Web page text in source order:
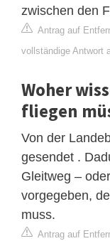
zwischen den
Antrag auf
vollständige Antwort
Woher
fliegen
Von der
gesendet .
Gleitweg –
vorgegeben,
muss.
Antrag auf